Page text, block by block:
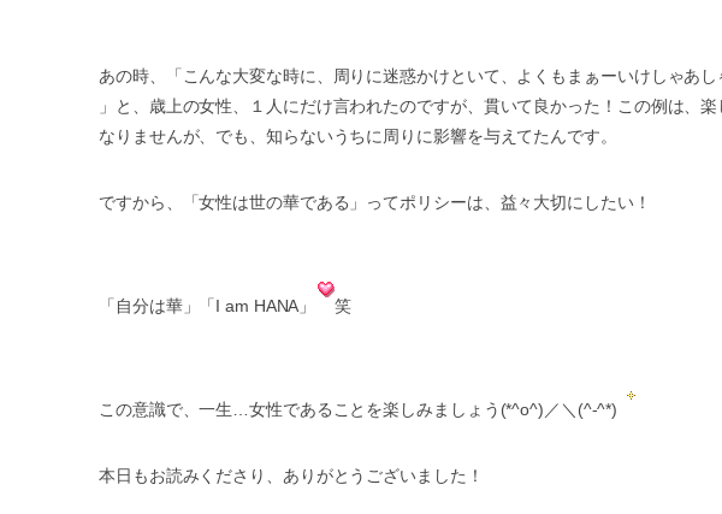
あの時、「こんな大変な時に、周りに迷惑かけといて、よくもまぁーいけしゃあ
」と、歳上の女性、１人にだけ言われたのですが、貫いて良かった！この例は、
なりませんが、でも、知らないうちに周りに影響を与えてたんです。
ですから、「女性は世の華である」ってポリシーは、益々大切にしたい！
「自分は華」「I am HANA」 笑
この意識で、一生…女性であることを楽しみましょう(*^o^)／＼(^-^*)
本日もお読みくださり、ありがとうございました！